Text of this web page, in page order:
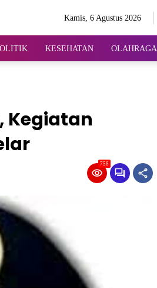
Kamis, 6 Agustus 2026
KESEHATAN OLAHRAGA
Kegiatan
758